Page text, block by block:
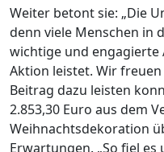
Weiter betont sie: „Die
denn viele Menschen in
wichtige und engagierte
Aktion leistet. Wir
Beitrag dazu leisten
2.853,30 Euro aus dem
Weihnachtsdekoration
Erwartungen. „So fiel es